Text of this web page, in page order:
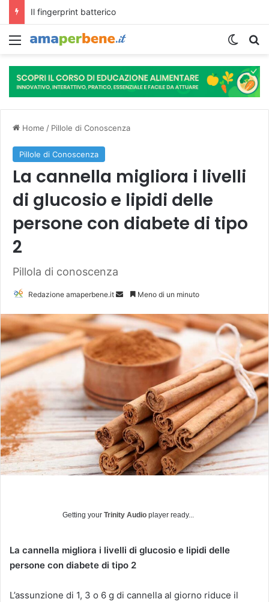
Menu
Home / Pillole di Conoscenza
Pillole di Conoscenza
La cannella migliora i livelli
di glucosio e lipidi delle
persone con diabete di tipo
2
Pillola di conoscenza
Redazione amaperbene.it
v
i
u
e
m
a
i
l
Meno di un minuto
Getting your Trinity Audio player ready...
La cannella migliora i livelli di glucosio e lipidi delle
persone con diabete di tipo 2
L’assunzione di 1, 3 o 6 g di cannella al giorno riduce il